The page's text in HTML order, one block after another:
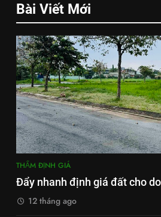
Bài Viết Mới
THẨM ĐỊNH GIÁ
Đẩy nhanh định giá đất cho
12 tháng ago